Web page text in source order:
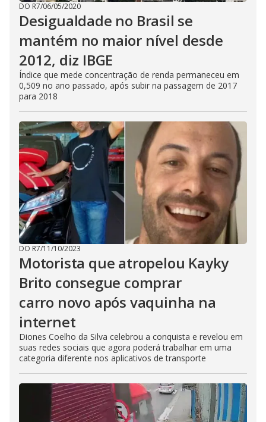
DO R7/06/05/2020
Desigualdade no Brasil se
mantém no maior nível desde
2012, diz IBGE
Índice que mede concentração de renda permaneceu em
0,509 no ano passado, após subir na passagem de 2017
para 2018
DO R7/11/10/2023
Motorista que atropelou Kayky
Brito consegue comprar
carro novo após vaquinha na
internet
Diones Coelho da Silva celebrou a conquista e revelou em
suas redes sociais que agora poderá trabalhar em uma
categoria diferente nos aplicativos de transporte